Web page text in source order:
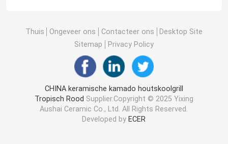
Thuis Ongeveer ons Contacteer ons
Desktop Site
Sitemap
Privacy Policy
CHINA keramische kamado houtskoolgrill
Tropisch Rood Supplier.Copyright © 2025 Yixing
Aushai Ceramic Co., Ltd. All Rights Reserved.
Developed byECER